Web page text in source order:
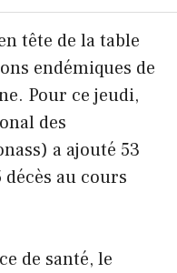
tête de la table
endémiques de
Pour ce jeudi,
des
a ajouté 53
décès au cours
de santé, le